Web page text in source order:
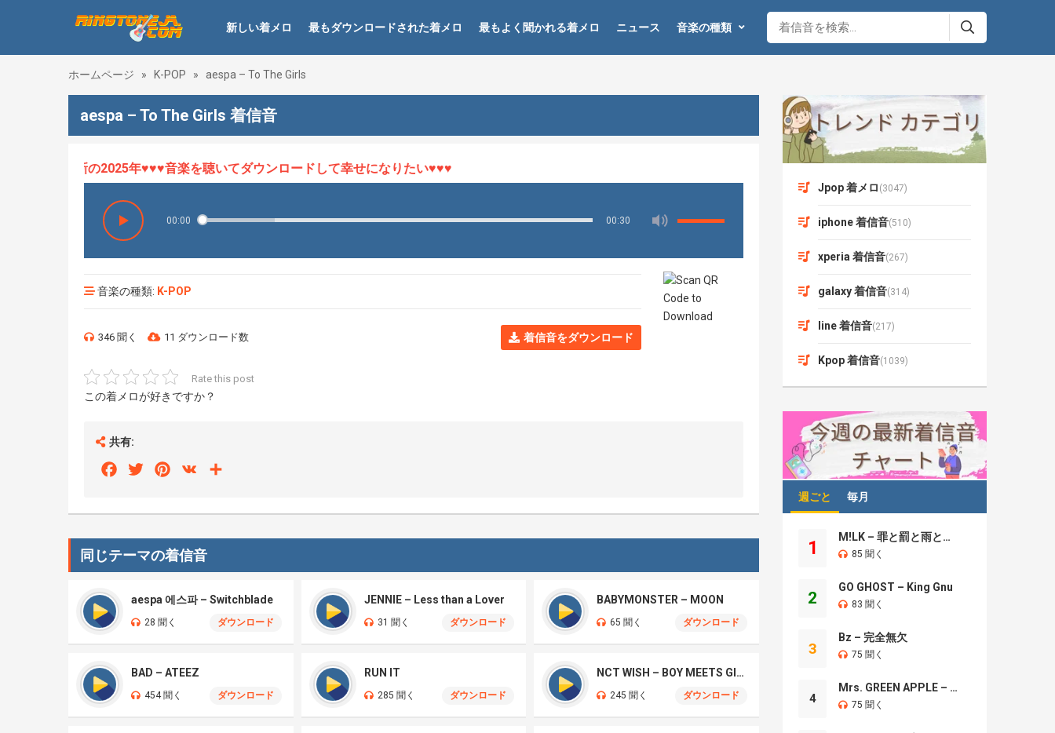
新しい着メロ 最もダウンロードされた着メロ 最もよく聞かれる着メロ ニュース 音楽の種類
ホームページ » K-POP » aespa – To The Girls
aespa – To The Girls 着信音
HOT、最新の2025年♥♥♥音楽を聴いてダウンロードして幸せになりたい♥♥♥
00:00 00:30
音楽の種類: K-POP
346 聞く 11 ダウンロード数 着信音をダウンロード
Rate this post
この着メロが好きですか？
共有:
FacebookTwitterPinterest
VK
同じテーマの着信音
aespa 에스파 – Switchblade
28 聞く ダウンロード
JENNIE – Less than a Lover
31 聞く ダウンロード
BABYMONSTER – MOON
65 聞く ダウンロード
BAD – ATEEZ
454 聞く ダウンロード
RUN IT
285 聞く ダウンロード
NCT WISH – BOY MEETS GIRL
245 聞く ダウンロード
Jpop 着メロ (3047)
iphone 着信音(510)
xperia 着信音(267)
galaxy 着信音(314)
line 着信音(217)
Kpop 着信音(1039)
週ごと 毎月
1
M!LK – 罪と罰と雨とキス
85 聞く
2
GO GHOST – King Gnu
83 聞く
3
Bz – 完全無欠
75 聞く
4
Mrs. GREEN APPLE – Brand New
75 聞く